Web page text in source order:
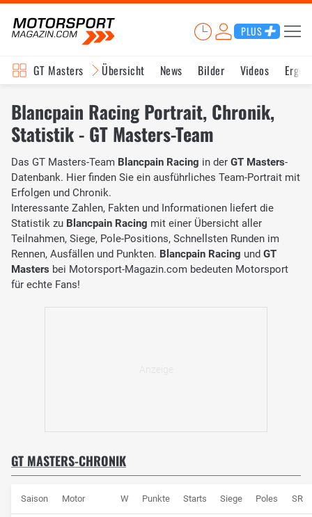
PLUS
GT Masters Übersicht News Bilder Videos
Blancpain Racing Portrait, Chronik,
Statistik - GT Masters-Team
Das GT Masters-Team Blancpain Racing in der GT Masters-
Datenbank. Hier finden Sie ein ausführliches Team-Portrait mit
Erfolgen und Chronik.
Interessante Zahlen, Fakten und Informationen liefert die
Statistik zu Blancpain Racing mit einer Übersicht aller
Teilnahmen, Siege, Pole-Positions, Schnellsten Runden im
Rennen, Ausfällen und Punkten. Blancpain Racing und GT
Masters bei Motorsport-Magazin.com bedeuten Motorsport
für echte Fans!
GT MASTERS-CHRONIK
Saison Motor W Punkte Starts Siege Poles SR